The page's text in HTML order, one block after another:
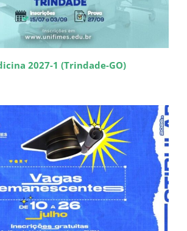
2027-1 (Trindade-GO)